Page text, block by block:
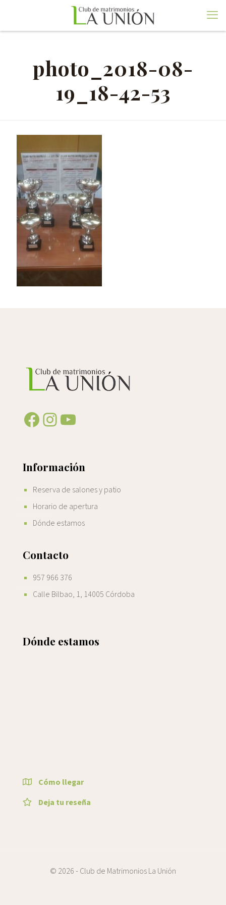
photo_2018-08-
19_18-42-53
Facebook
Instagram
YouTube
Información
Reserva de salones y patio
Horario de apertura
Dónde estamos
Contacto
957 966 376
Calle Bilbao, 1, 14005 Córdoba
Dónde estamos
Cómo llegar
Deja tu reseña
© 2026 - Club de Matrimonios La Unión